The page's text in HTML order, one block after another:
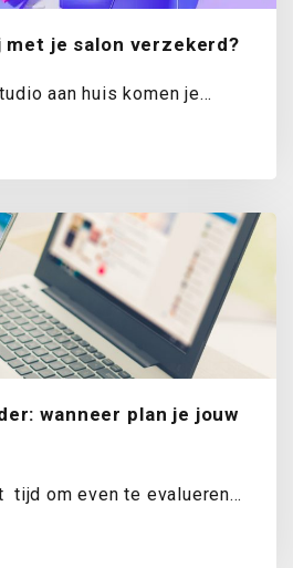
met je salon verzekerd?
aan huis komen je
wanneer plan je jouw
tijd om even te evalueren.